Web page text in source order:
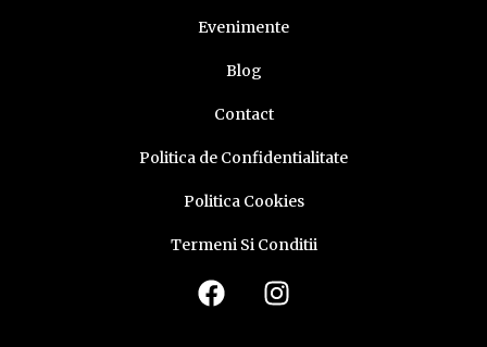
Evenimente
Blog
Contact
Politica de Confidentialitate
Politica Cookies
Termeni Si Conditii